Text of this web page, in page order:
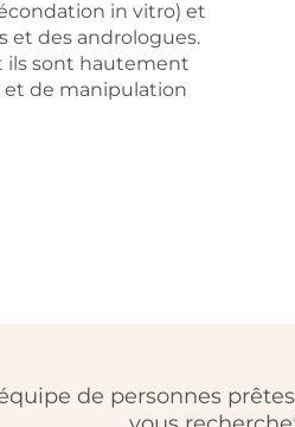
in vitro) et
et des andrologues.
ils sont hautement
et de manipulation
de personnes